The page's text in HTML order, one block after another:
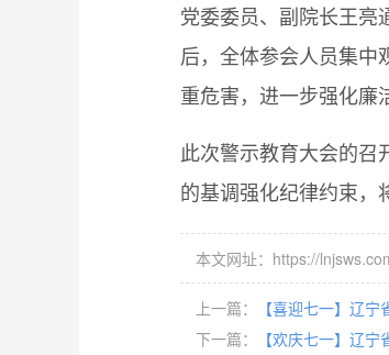
党委委员、副院长王亮
后，全体参会人员集中
重危害，进一步强化廉
此次警示教育大会的召
的基调强化纪律约束，
本文网址：https://
上一篇：
【喜迎七一】辽
下一篇：
【欢庆七一】辽